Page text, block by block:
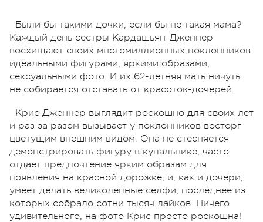
Были бы такими дочки, если бы не такая мама?
Каждый день сестры Кардашьян-Дженнер
восхищают своих многомиллионных поклонников
идеальными фигурами, яркими образами,
сексуальными фото. И их 62-летняя мать ничуть
не собирается отставать от красоток-дочерей.
Крис Дженнер выглядит роскошно для своих лет
и раз за разом вызывает у поклонников восторг
цветущим внешним видом. Она не стесняется
демонстрировать фигуру в купальнике, часто
отдает предпочтение ярким образам для
появления на красной дорожке, и, как и дочери,
умеет делать великолепные селфи, последнее из
которых собрало сотни тысяч лайков. Ничего
удивительного, на фото Крис просто роскошна!